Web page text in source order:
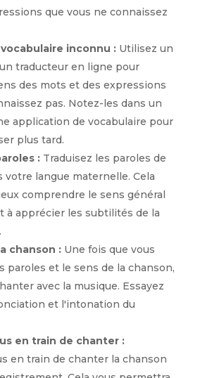
que vous ne connaissez
inconnu :Utilisez un
traducteur en ligne pour
des mots et des expressions
pas. Notez-les dans un
application de vocabulaire pour
plus tard.
:Traduisez les paroles de
votre langue maternelle. Cela
comprendre le sens général
à apprécier les subtilités de la
chanson :Une fois que vous
paroles et le sens de la chanson,
avec la musique. Essayez
et l'intonation du
en train de chanter :
en train de chanter la chanson